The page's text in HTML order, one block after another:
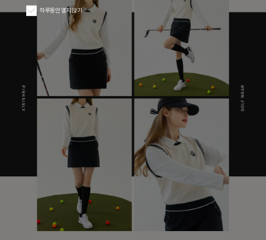
하루동안 열지 않기